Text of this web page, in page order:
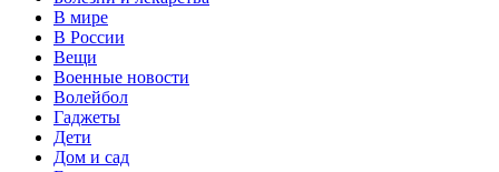
В мире
В России
Вещи
Военные новости
Волейбол
Гаджеты
Дети
Дом и сад